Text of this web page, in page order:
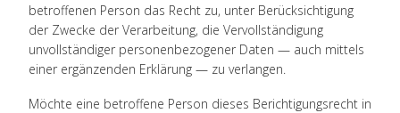
betroffenen Person das Recht zu, unter Berücksichtigung
der Zwecke der Verarbeitung, die Vervollständigung
unvollständiger personenbezogener Daten — auch mittels
einer ergänzenden Erklärung — zu verlangen.
Möchte eine betroffene Person dieses Berichtigungsrecht in